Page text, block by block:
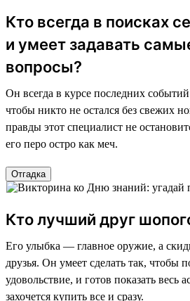
Кто всегда в поисках
и умеет задавать
вопросы?
Он всегда в курсе последних событий
чтобы никто не остался без свежих
правды этот специалист не
его перо остро как меч.
Отгадка
Кто лучший друг
Его улыбка — главное оружие, а
друзья. Он умеет сделать так, чтобы
удовольствие, и готов показать весь
захочется купить все и сразу.